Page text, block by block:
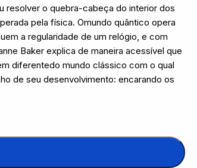
resolver o quebra-cabeça do interior dos
pela física. Omundo quântico opera
a regularidade de um relógio, e com
Baker explica de maneira acessível que
diferentedo mundo clássico com o qual
de seu desenvolvimento: encarando os